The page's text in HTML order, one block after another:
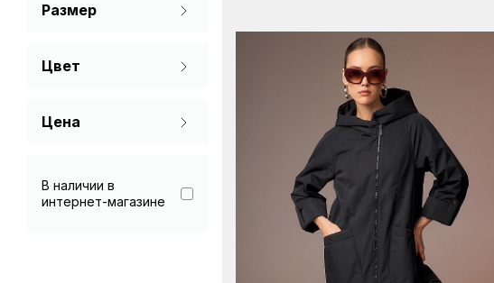
Капсула
Аутлет
Размер
46
52
Цвет
Цена
В наличии в
интернет-магазине